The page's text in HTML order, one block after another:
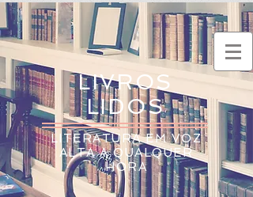
LIVROS
LIDOS
LITERATURA EM VOZ
ALTA A QUALQUER
HORA